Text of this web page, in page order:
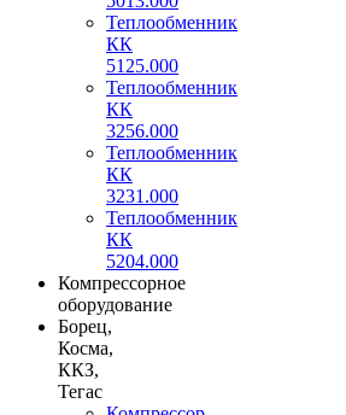
Теплообменник
КК
5125.000
Теплообменник
КК
3256.000
Теплообменник
КК
3231.000
Теплообменник
КК
5204.000
Компрессорное
оборудование
Борец,
Косма,
ККЗ,
Тегас